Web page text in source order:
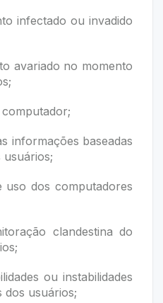
ou invadido
no momento
baseadas
computadores
clandestina do
ou instabilidades
dos usuários;